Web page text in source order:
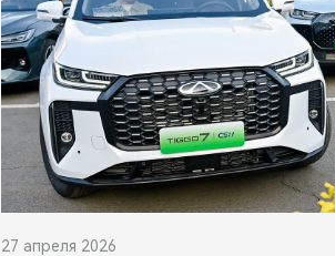
27 апреля 2026